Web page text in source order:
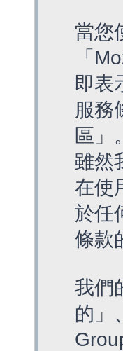
當您
「
即表
服務
區」
雖然
在使
於任
條款
我們
的」